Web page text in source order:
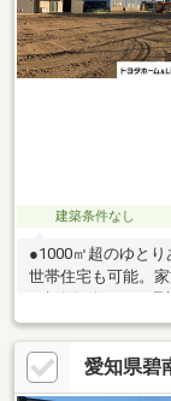
建築条件なし
●1000㎡超のゆと
世帯住宅も可能。
●建築条件なし！
カーや工務店は自
タチにできます。●
ンビニ、スーパー
適になる便利なエ
愛知県碧